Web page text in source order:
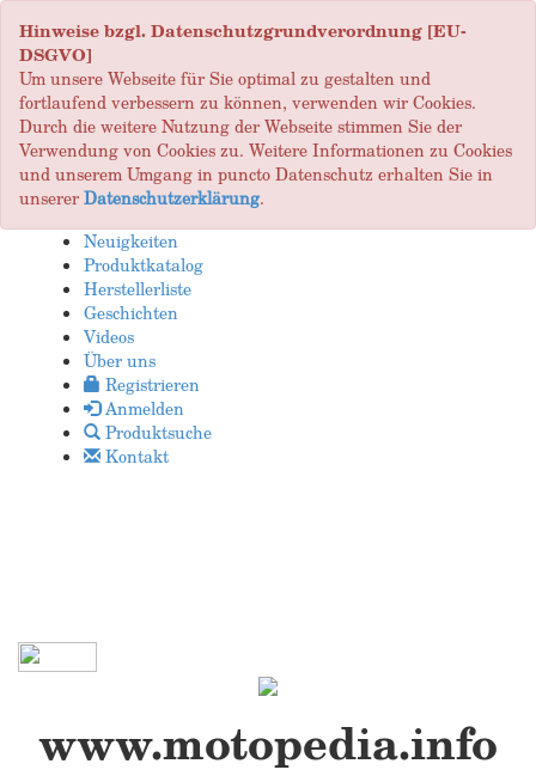
Hinweise bzgl. Datenschutzgrundverordnung [EU-
DSGVO]
Um unsere Webseite für Sie optimal zu gestalten und
fortlaufend verbessern zu können, verwenden wir Cookies.
Durch die weitere Nutzung der Webseite stimmen Sie der
Verwendung von Cookies zu. Weitere Informationen zu Cookies
und unserem Umgang in puncto Datenschutz erhalten Sie in
unsererDatenschutzerklärung.
Neuigkeiten
Produktkatalog
Herstellerliste
Geschichten
Videos
Über uns
Registrieren
Anmelden
Produktsuche
Kontakt
www.motopedia.info